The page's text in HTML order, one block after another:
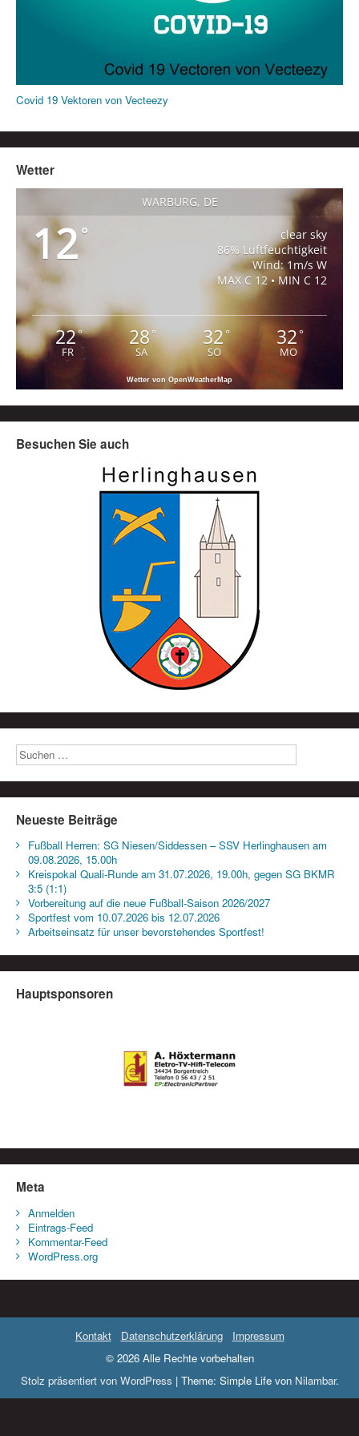
Covid 19 Vektoren von Vecteezy
Wetter
WARBURG, DE
12°
clear sky
86% Luftfeuchtigkeit
Wind: 1m/s W
MAX C 12 • MIN C 12
22°
FR
28°
SA
32°
SO
32°
MO
Wetter von OpenWeatherMap
Besuchen Sie auch
Neueste Beiträge
Fußball Herren: SG Niesen/Siddessen – SSV Herlinghausen am
09.08.2026, 15.00h
Kreispokal Quali-Runde am 31.07.2026, 19.00h, gegen SG BKMR
3:5 (1:1)
Vorbereitung auf die neue Fußball-Saison 2026/2027
Sportfest vom 10.07.2026 bis 12.07.2026
Arbeitseinsatz für unser bevorstehendes Sportfest!
Hauptsponsoren
Meta
Anmelden
Eintrags-Feed
Kommentar-Feed
WordPress.org
Kontakt Datenschutzerklärung
Impressum
© 2026 Alle Rechte vorbehalten
Stolz präsentiert von WordPress | Theme: Simple Life von Nilambar.